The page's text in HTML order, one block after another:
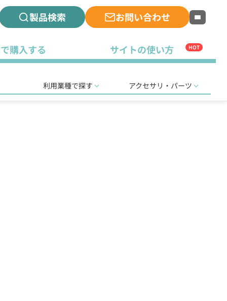
製品検索 お問い合わせ
購入する サイトの使い方 HOT
利用業種で探す アクセサリ・パーツ